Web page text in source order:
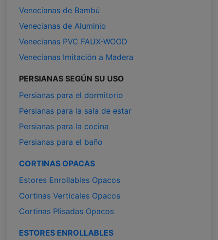
Venecianas de Bambú
Venecianas de Aluminio
Venecianas PVC FAUX-WOOD
Venecianas Imitación a Madera
PERSIANAS SEGÚN SU USO
Persianas para el dormitorio
Persianas para la sala de estar
Persianas para la cocina
Persianas para el baño
CORTINAS OPACAS
Estores Enrollables Opacos
Cortinas Verticales Opacos
Cortinas Plisadas Opacos
ESTORES ENROLLABLES